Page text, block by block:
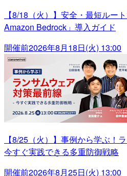
【8/18（火）】安全・最短ルー
Amazon Bedrock」導入ガイド
開催前2026年8月18日(火) 13:00
【8/25（火）】事例から学ぶ！
今すぐ実践できる多重防御戦略
開催前2026年8月25日(火) 13:00